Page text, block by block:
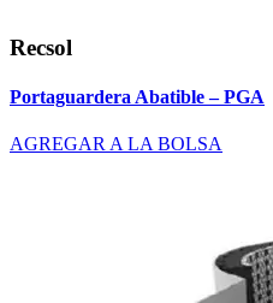
Recsol
Portaguardera Abatible – PGA
AGREGAR A LA BOLSA